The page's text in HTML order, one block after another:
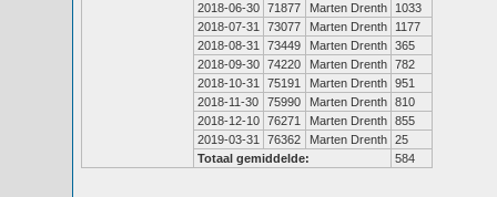
2018-06-30 71877 Marten Drenth
1033
2018-07-31
73077 Marten Drenth
1177
2018-08-31
73449 Marten Drenth 365
2018-09-30 74220 Marten Drenth 782
2018-10-31
75191 Marten Drenth 951
2018-11-30
75990 Marten Drenth 810
2018-12-10 76271 Marten Drenth 855
2019-03-31
76362 Marten Drenth 25
Totaal gemiddelde:
584